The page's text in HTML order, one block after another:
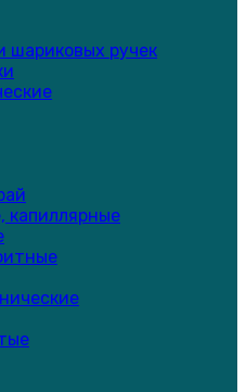
шариковых ручек
капиллярные